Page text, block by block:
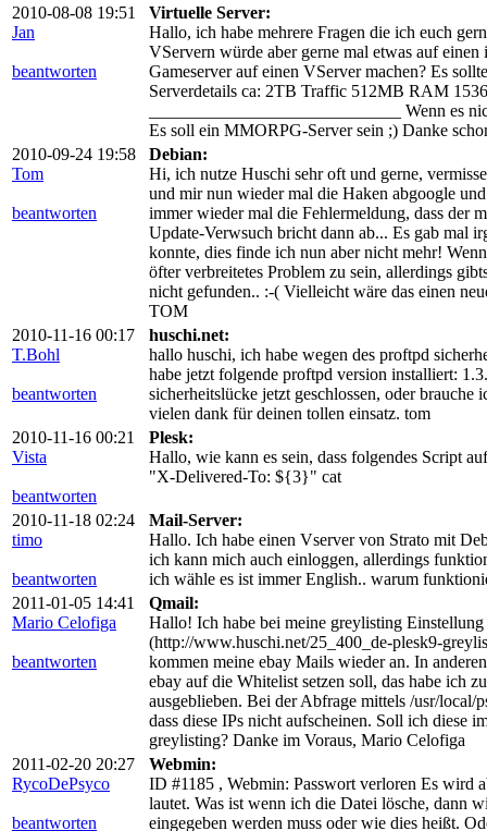
2010-08-08 19:51
Jan
beantworten
Virtuelle Server:
Hallo, ich habe mehrere Fragen die ich euch
VServern würde aber gerne mal etwas auf
Gameserver auf einen VServer machen? Es
Serverdetails ca: 2TB Traffic 512MB RAM
_____________________________ Wenn es
Es soll ein MMORPG-Server sein ;) Danke
2010-09-24 19:58
Tom
beantworten
Debian:
Hi, ich nutze Huschi sehr oft und gerne,
und mir nun wieder mal die Haken abgoogle
immer wieder mal die Fehlermeldung, dass der
Update-Verwsuch bricht dann ab... Es gab mal
konnte, dies finde ich nun aber nicht mehr!
öfter verbreitetes Problem zu sein, allerdings
nicht gefunden.. :-( Vielleicht wäre das einen
TOM
2010-11-16 00:17
T.Bohl
beantworten
huschi.net:
hallo huschi, ich habe wegen des proftpd
habe jetzt folgende proftpd version installiert:
sicherheitslücke jetzt geschlossen, oder
vielen dank für deinen tollen einsatz. tom
2010-11-16 00:21
Vista
beantworten
Plesk:
Hallo, wie kann es sein, dass folgendes Script
"X-Delivered-To: ${3}" cat
2010-11-18 02:24
timo
beantworten
Mail-Server:
Hallo. Ich habe einen Vserver von Strato mit
ich kann mich auch einloggen, allerdings
ich wähle es ist immer English.. warum
2011-01-05 14:41
Mario Celofiga
beantworten
Qmail:
Hallo! Ich habe bei meine greylisting
(http://www.huschi.net/25_400_de-plesk9-
kommen meine ebay Mails wieder an. In
ebay auf die Whitelist setzen soll, das habe ich
ausgeblieben. Bei der Abfrage mittels /usr/
dass diese IPs nicht aufscheinen. Soll ich diese
greylisting? Danke im Voraus, Mario Celofiga
2011-02-20 20:27
RycoDePsyco
beantworten
Webmin:
ID #1185 , Webmin: Passwort verloren Es wird
lautet. Was ist wenn ich die Datei lösche, dann
eingegeben werden muss oder wie dies heißt.